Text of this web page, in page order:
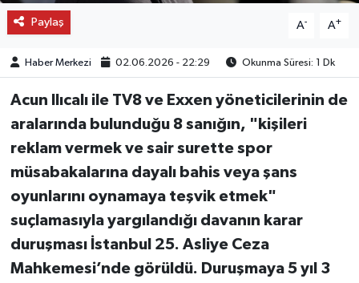
Paylaş A- A+
Haber Merkezi 02.06.2026 - 22:29 Okunma Süresi: 1 Dk
Acun Ilıcalı ile TV8 ve Exxen yöneticilerinin de
aralarında bulunduğu 8 sanığın, "kişileri
reklam vermek ve sair surette spor
müsabakalarına dayalı bahis veya şans
oyunlarını oynamaya teşvik etmek"
suçlamasıyla yargılandığı davanın karar
duruşması İstanbul 25. Asliye Ceza
Mahkemesi’nde görüldü. Duruşmaya 5 yıl 3